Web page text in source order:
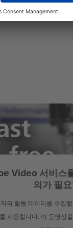
Video 서비스
의가 필
의 활동 데이터를 수집
사용합니다. 이 동영상